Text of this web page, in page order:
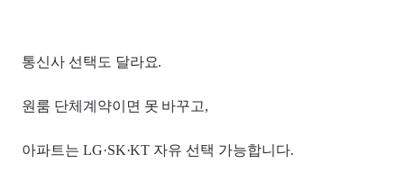
통신사 선택도 달라요.
원룸 단체계약이면 못 바꾸고,
아파트는 LG·SK·KT 자유 선택 가능합니다.